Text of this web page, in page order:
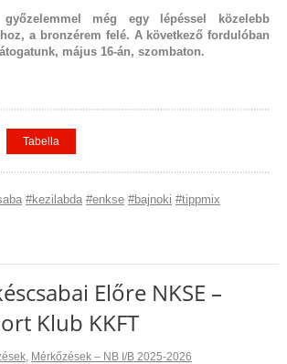
még egy lépéssel közelebb
a bronzérem felé. A következő fordulóban
május 16-án, szombaton.
Tabella
#kezilabda #enkse #bajnoki #tippmix
Előre NKSE –
Klub KKFT
, Mérkőzések – NB I/B 2025-2026